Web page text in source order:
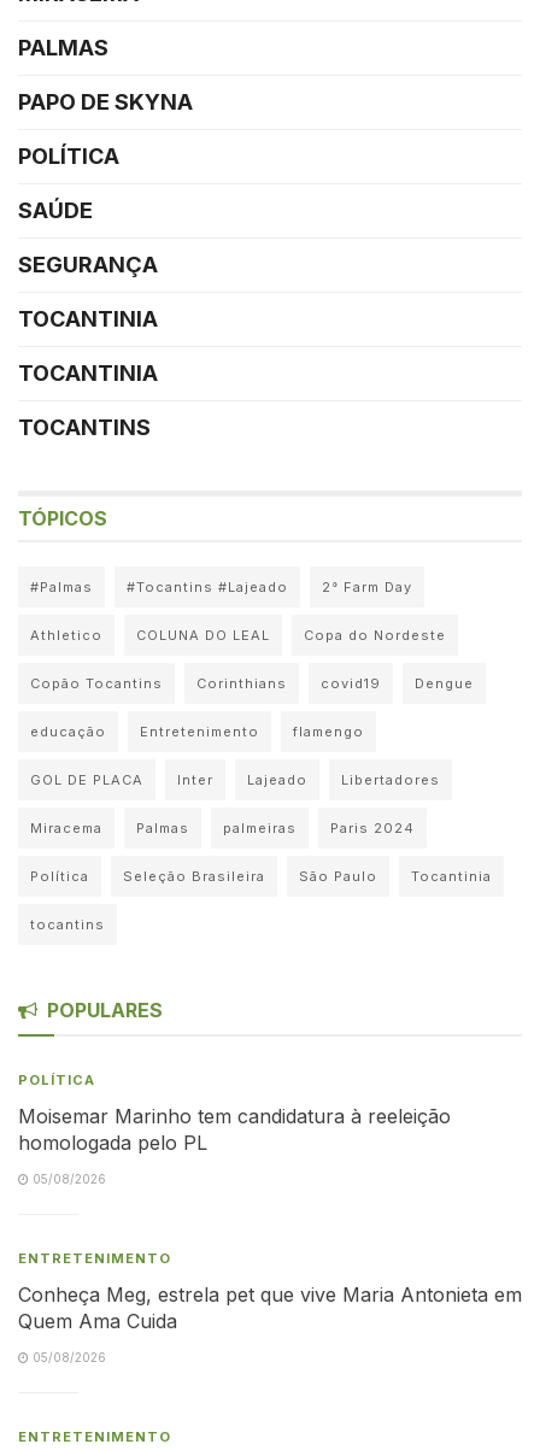
PALMAS
PAPO DE SKYNA
POLÍTICA
SAÚDE
SEGURANÇA
TOCANTINIA
TOCANTINIA
TOCANTINS
TÓPICOS
#Palmas #Tocantins #Lajeado 2° Farm Day
Athletico COLUNA DO LEAL Copa do Nordeste
Copão Tocantins Corinthians covid19 Dengue
educação Entretenimento flamengo
GOL DE PLACA Inter Lajeado Libertadores
Miracema Palmas palmeiras Paris 2024
Política Seleção Brasileira São Paulo Tocantinia
tocantins
POPULARES
POLÍTICA
Moisemar Marinho tem candidatura à reeleição
homologada pelo PL
05/08/2026
ENTRETENIMENTO
Conheça Meg, estrela pet que vive Maria Antonieta em
Quem Ama Cuida
05/08/2026
ENTRETENIMENTO